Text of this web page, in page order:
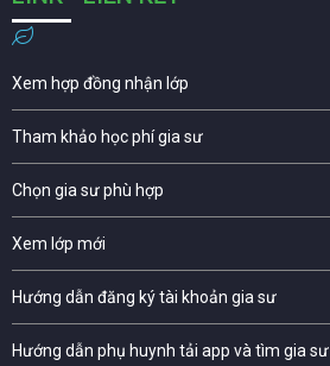
Xem hợp đồng nhận lớp
Tham khảo học phí gia sư
Chọn gia sư phù hợp
Xem lớp mới
Hướng dẫn đăng ký tài khoản gia sư
Hướng dẫn phụ huynh tải app và tìm gia sư